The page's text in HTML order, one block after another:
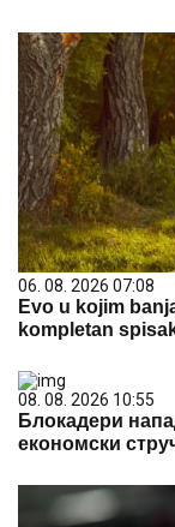
06. 08. 2026 07:08
Evo u kojim
kompletan
08. 08. 2026 10:55
Блокадери
економски